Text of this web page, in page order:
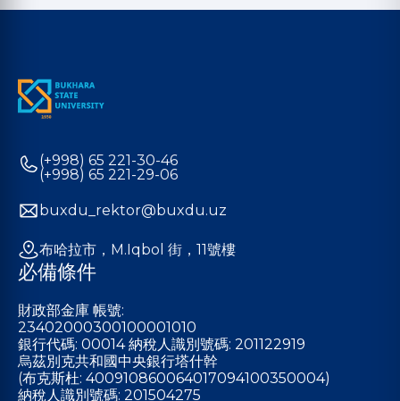
(+998) 65 221-30-46
(+998) 65 221-29-06
buxdu_rektor@buxdu.uz
布哈拉市，M.Iqbol 街，11號樓
必備條件
財政部金庫 帳號:
23402000300100001010
銀行代碼: 00014 納稅人識別號碼: 201122919
烏茲別克共和國中央銀行塔什幹
(布克斯杜: 400910860064017094100350004)
納稅人識別號碼: 201504275